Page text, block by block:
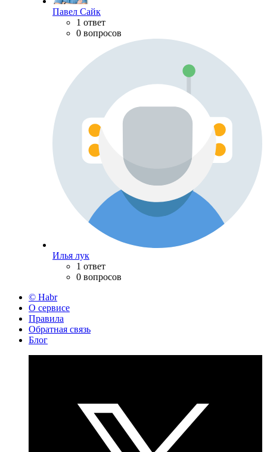
Павел Сайк
1 ответ
0 вопросов
Илья лук
1 ответ
0 вопросов
© Habr
О сервисе
Правила
Обратная связь
Блог